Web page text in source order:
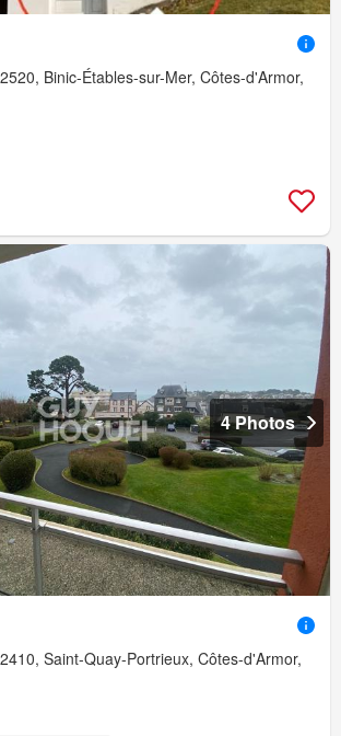
Binic-Étables-sur-Mer, Côtes-d'Armor,
4 Photos
Saint-Quay-Portrieux, Côtes-d'Armor,